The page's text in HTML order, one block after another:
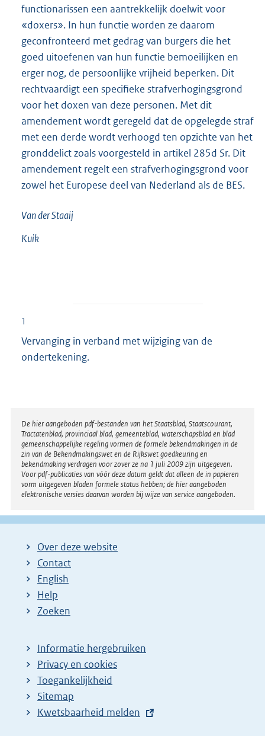
functionarissen een aantrekkelijk doelwit voor
«doxers». In hun functie worden ze daarom
geconfronteerd met gedrag van burgers die het
goed uitoefenen van hun functie bemoeilijken en
erger nog, de persoonlijke vrijheid beperken. Dit
rechtvaardigt een specifieke strafverhogingsgrond
voor het doxen van deze personen. Met dit
amendement wordt geregeld dat de opgelegde straf
met een derde wordt verhoogd ten opzichte van het
gronddelict zoals voorgesteld in artikel 285d Sr. Dit
amendement regelt een strafverhogingsgrond voor
zowel het Europese deel van Nederland als de BES.
Van der Staaij
Kuik
1
Vervanging in verband met wijziging van de
ondertekening.
Disclaimer
De hier aangeboden pdf-bestanden van het Staatsblad, Staatscourant,
Tractatenblad, provinciaal blad, gemeenteblad, waterschapsblad en blad
gemeenschappelijke regeling vormen de formele bekendmakingen in de
zin van de Bekendmakingswet en de Rijkswet goedkeuring en
bekendmaking verdragen voor zover ze na 1 juli 2009 zijn uitgegeven.
Voor pdf-publicaties van vóór deze datum geldt dat alleen de in papieren
vorm uitgegeven bladen formele status hebben; de hier aangeboden
elektronische versies daarvan worden bij wijze van service aangeboden.
Over deze website
Contact
English
Help
Zoeken
Informatie hergebruiken
Privacy en cookies
Toegankelijkheid
Sitemap
E
Kwetsbaarheid melden